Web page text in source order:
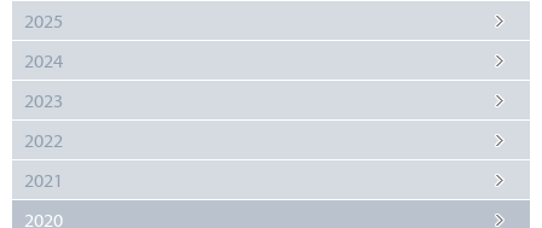
2025
2024
2023
2022
2021
2020